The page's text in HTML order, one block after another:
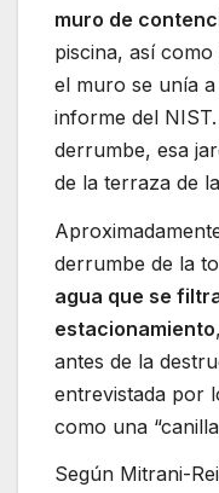
muro de
piscina, así
el muro se unía
informe del
derrumbe, esa
de la terraza de
derrumbe de la
agua que se
estacionamiento
antes de la
entrevistada por
como una
Según Mitrani-